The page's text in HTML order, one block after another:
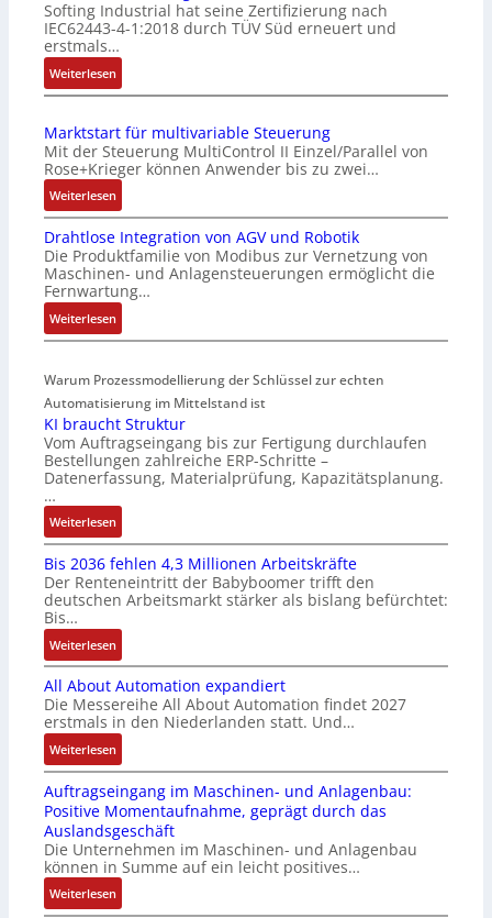
a
c
h
e
S
n
s
o
r
-
n
t
e
g
r
t
i
o
n
i
F
a
n
u
c
C
-
S
y
t
e
m
e
Softing Industrial hat seine Zertifizierung nach
IEC62443-4-1:2018 durch TÜV Süd erneuert und
erstmals…
Weiterlesen:
I
C
6
2
4
4
3
-
Z
e
r
t
f
i
z
i
e
u
n
b
e
ä
t
i
g
R
e
i
f
e
g
a
Marktstart für multivariable Steuerung
Mit der Steuerung MultiControl II Einzel/Parallel von
Rose+Krieger können Anwender bis zu zwei…
Weiterlesen:
M
a
r
k
t
s
t
r
t
f
ü
r
m
u
l
t
i
v
r
i
b
l
e
S
e
u
e
r
u
n
Drahtlose Integration von AGV und Robotik
Die Produktfamilie von Modibus zur Vernetzung von
Maschinen- und Anlagensteuerungen ermöglicht die
Fernwartung…
Weiterlesen:
D
a
h
t
l
o
s
e
I
n
t
e
g
r
a
t
i
o
n
v
o
n
A
G
V
u
n
Warum Prozessmodellierung der Schlüssel zur echten
Automatisierung im Mittelstand ist
KI braucht Struktur
Vom Auftragseingang bis zur Fertigung durchlaufen
Bestellungen zahlreiche ERP-Schritte –
Datenerfassung, Materialprüfung, Kapazitätsplanung.
…
Weiterlesen:
K
I
b
r
a
u
c
h
t
S
t
r
u
k
t
u
r
Bis 2036 fehlen 4,3 Millionen Arbeitskräfte
Der Renteneintritt der Babyboomer trifft den
deutschen Arbeitsmarkt stärker als bislang befürchtet:
Bis…
Weiterlesen:
B
i
s
2
0
3
6
f
e
h
l
e
All About Automation expandiert
Die Messereihe All About Automation findet 2027
erstmals in den Niederlanden statt. Und…
Weiterlesen:
A
l
l
A
b
o
u
Auftragseingang im Maschinen- und Anlagenbau:
Positive Momentaufnahme, geprägt durch das
Auslandsgeschäft
Die Unternehmen im Maschinen- und Anlagenbau
können in Summe auf ein leicht positives…
Weiterlesen:
A